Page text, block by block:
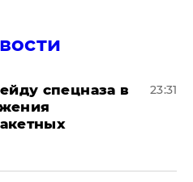
спецназа в
23:31